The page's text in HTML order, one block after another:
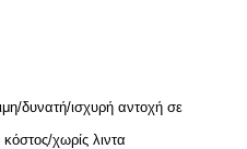
δυνατή/ισχυρή αντοχή σε
χωρίς λιντα